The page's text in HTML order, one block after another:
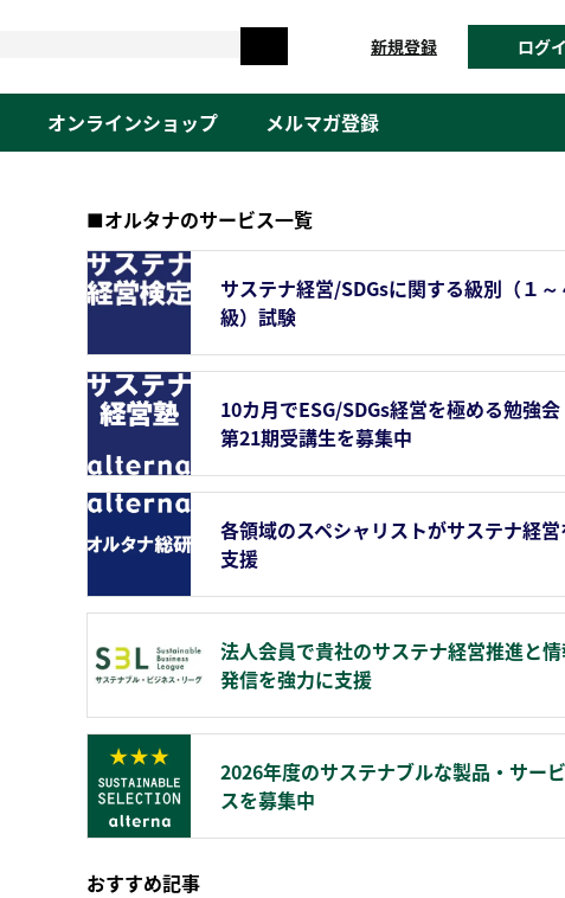
新規登録 ログ
オンラインショップ メルマガ登録
■オルタナのサービス一覧
サステナ経営/SDGsに関する級別（１～
級）試験
10カ月でESG/SDGs経営を極める勉強
第21期受講生を募集中
各領域のスペシャリストがサステナ経
支援
法人会員で貴社のサステナ経営推進と
発信を強力に支援
2026年度のサステナブルな製品・サービ
スを募集中
おすすめ記事